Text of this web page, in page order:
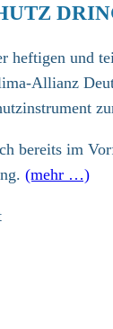
heftigen und
Allianz
bereits im
(mehr …)
für